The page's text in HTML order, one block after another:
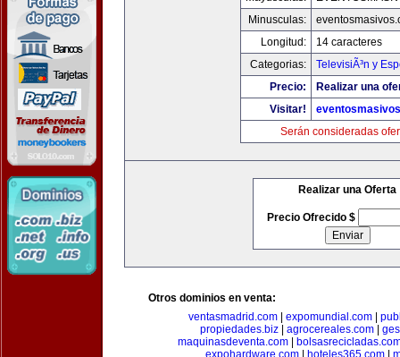
Minusculas:
Longitud:
14 caracteres
Categorias:
TelevisiÃ³n y
Precio:
Realizar una
Visitar!
Serán consideradas
Realizar una Oferta
Precio Ofrecido $
Otros dominios en venta:
ventasmadrid.com
expomundial.com
propiedades.biz| agrocereales.com|
maquinasdeventa.com
expohardware.com| hoteles365.com|